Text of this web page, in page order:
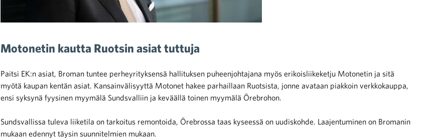
Motonetin kautta Ruotsin asiat tuttuja
Paitsi EK:n asiat, Broman tuntee perheyrityksensä hallituksen puheenjohtajana myös erikoisliikeketju Motonetin ja sitä
myötä kaupan kentän asiat. Kansainvälisyyttä Motonet hakee parhaillaan Ruotsista, jonne avataan piakkoin verkkokauppa,
ensi syksynä fyysinen myymälä Sundsvalliin ja keväällä toinen myymälä Örebrohon.
Sundsvallissa tuleva liiketila on tarkoitus remontoida, Örebrossa taas kyseessä on uudiskohde. Laajentuminen on Bromanin
mukaan edennyt täysin suunnitelmien mukaan.